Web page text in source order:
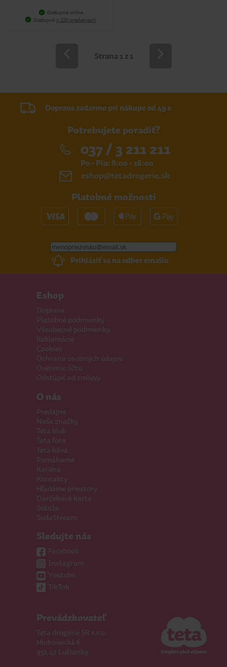
Dostupné online
Dostupné v 220 predajniach
Strana 1 z 1
Doprava zadarmo pri nákupe od 49 €
Potrebujete poradiť?
037 / 3 211 211
Po - Pia: 8:00 - 16:00
eshop@tetadrogerie.sk
Platobné možnosti
Prihlásiť sa na odber emailu
Eshop
Doprava
Platobné podmienky
Všeobecné podmienky
Reklamácie
Cookies
Ochrana osobných údajov
Overenie účtu
Odstúpiť od zmluvy
O nás
Predajne
Naše značky
Teta klub
Teta foto
Teta káva
Pomáhame
Kariéra
Kontakty
Hľadáme priestory
Darčeková karta
Súťaže
SodaStream
Sledujte nás
Facebook
Instagram
Youtube
TikTok
Prevádzkovateľ
Teta drogérie SR s.r.o.
Hlohovecká 6
951 41 Lužianky